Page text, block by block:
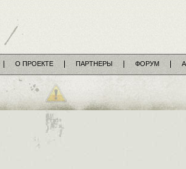
О ПРОЕКТЕ ПАРТНЕРЫ ФОРУМ